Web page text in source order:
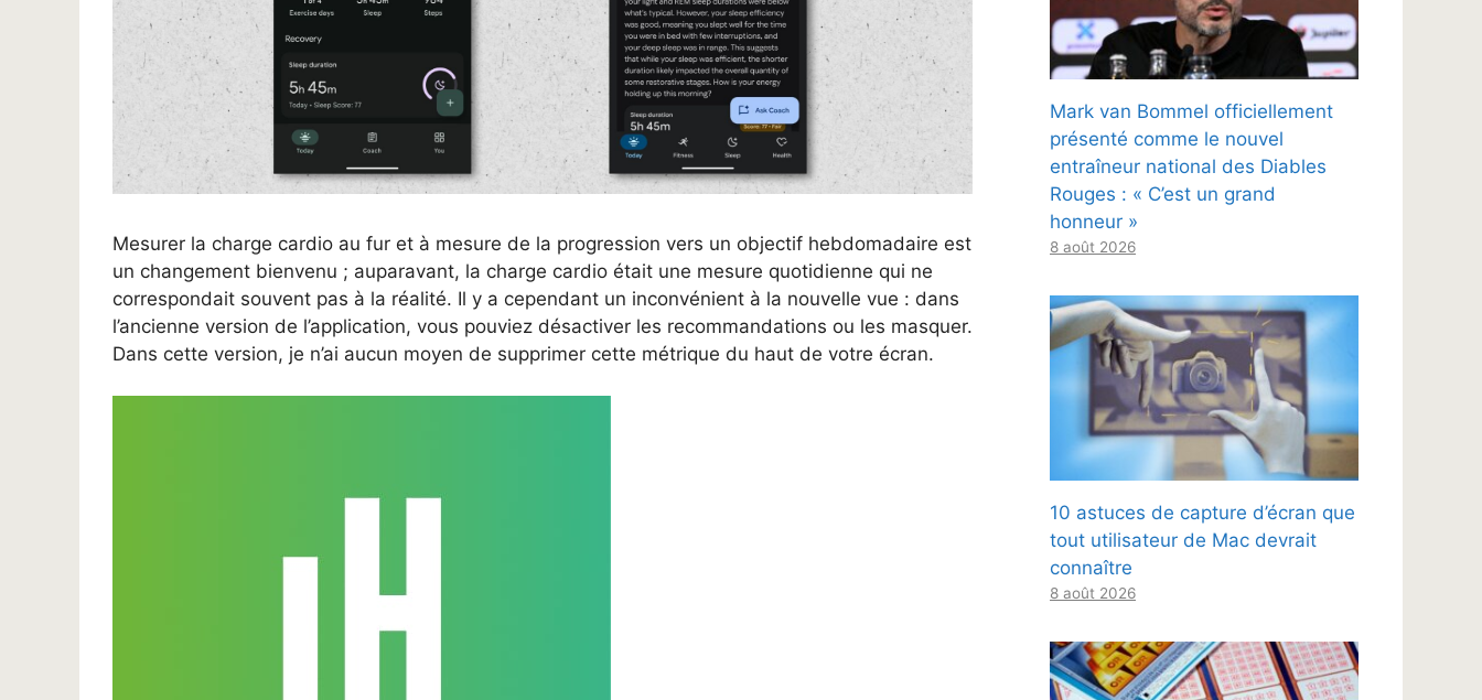
Mesurer la charge cardio au fur et à mesure de la progression vers un objectif hebdomadaire est
un changement bienvenu ; auparavant, la charge cardio était une mesure quotidienne qui ne
correspondait souvent pas à la réalité. Il y a cependant un inconvénient à la nouvelle vue : dans
l’ancienne version de l’application, vous pouviez désactiver les recommandations ou les masquer.
Dans cette version, je n’ai aucun moyen de supprimer cette métrique du haut de votre écran.
Mark van Bommel officiellement
présenté comme le nouvel
entraîneur national des Diables
Rouges : « C’est un grand
honneur »
8 août 2026
10 astuces de capture d’écran que
tout utilisateur de Mac devrait
connaître
8 août 2026